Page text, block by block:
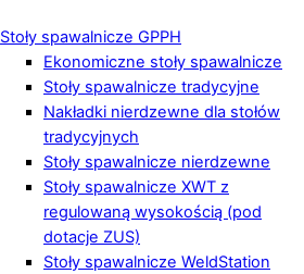
Stoły spawalnicze GPPH
Ekonomiczne stoły spawalnicze
Stoły spawalnicze tradycyjne
Nakładki nierdzewne dla stołów
tradycyjnych
Stoły spawalnicze nierdzewne
Stoły spawalnicze XWT z
regulowaną wysokością (pod
dotacje ZUS)
Stoły spawalnicze WeldStation